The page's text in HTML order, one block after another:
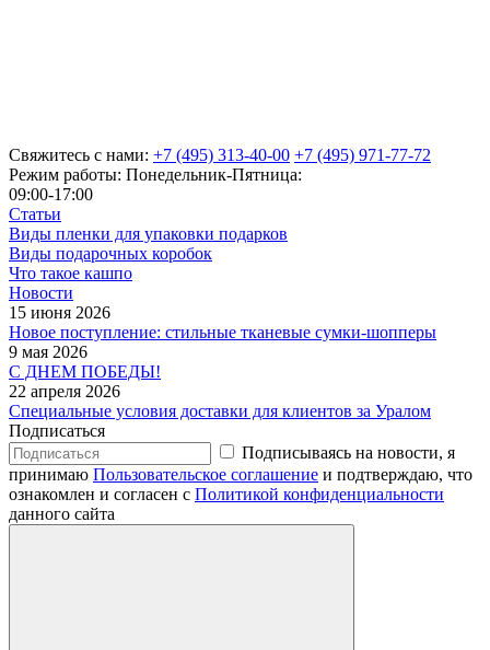
Свяжитесь с нами: +7 (495) 313-40-00 +7 (495) 971-77-72
Режим работы: Понедельник-Пятница:
09:00-17:00
Статьи
Виды пленки для упаковки подарков
Виды подарочных коробок
Что такое кашпо
Новости
15 июня 2026
Новое поступление: стильные тканевые сумки-шопперы
9 мая 2026
С ДНЕМ ПОБЕДЫ!
22 апреля 2026
Специальные условия доставки для клиентов за Уралом
Подписаться
Подписываясь на новости, я
принимаю Пользовательское соглашение и подтверждаю, что
ознакомлен и согласен с Политикой конфиденциальности
данного сайта